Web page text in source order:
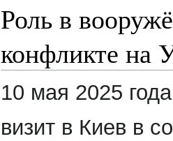
Роль в
конфликте на
10 мая 2025
визит в Киев в